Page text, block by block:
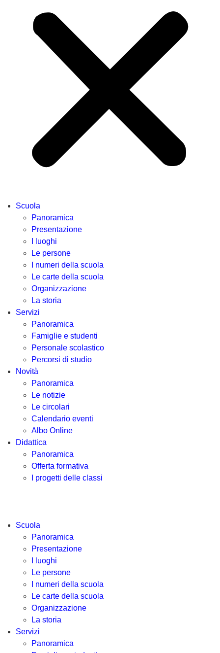
Scuola
Panoramica
Presentazione
I luoghi
Le persone
I numeri della scuola
Le carte della scuola
Organizzazione
La storia
Servizi
Panoramica
Famiglie e studenti
Personale scolastico
Percorsi di studio
Novità
Panoramica
Le notizie
Le circolari
Calendario eventi
Albo Online
Didattica
Panoramica
Offerta formativa
I progetti delle classi
Scuola
Panoramica
Presentazione
I luoghi
Le persone
I numeri della scuola
Le carte della scuola
Organizzazione
La storia
Servizi
Panoramica